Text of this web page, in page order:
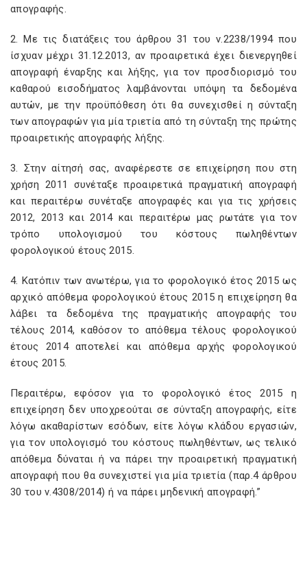
απογραφής.
2. Με τις διατάξεις του άρθρου 31 του ν.2238/1994 που
ίσχυαν μέχρι 31.12.2013, αν προαιρετικά έχει διενεργηθεί
απογραφή έναρξης και λήξης, για τον προσδιορισμό του
καθαρού εισοδήματος λαμβάνονται υπόψη τα δεδομένα
αυτών, με την προϋπόθεση ότι θα συνεχισθεί η σύνταξη
των απογραφών για μία τριετία από τη σύνταξη της πρώτης
προαιρετικής απογραφής λήξης.
3. Στην αίτησή σας, αναφέρεστε σε επιχείρηση που στη
χρήση 2011 συνέταξε προαιρετικά πραγματική απογραφή
και περαιτέρω συνέταξε απογραφές και για τις χρήσεις
2012, 2013 και 2014 και περαιτέρω μας ρωτάτε για τον
τρόπο υπολογισμού του κόστους πωληθέντων
φορολογικού έτους 2015.
4. Κατόπιν των ανωτέρω, για το φορολογικό έτος 2015 ως
αρχικό απόθεμα φορολογικού έτους 2015 η επιχείρηση θα
λάβει τα δεδομένα της πραγματικής απογραφής του
τέλους 2014, καθόσον το απόθεμα τέλους φορολογικού
έτους 2014 αποτελεί και απόθεμα αρχής φορολογικού
έτους 2015.
Περαιτέρω, εφόσον για το φορολογικό έτος 2015 η
επιχείρηση δεν υποχρεούται σε σύνταξη απογραφής, είτε
λόγω ακαθαρίστων εσόδων, είτε λόγω κλάδου εργασιών,
για τον υπολογισμό του κόστους πωληθέντων, ως τελικό
απόθεμα δύναται ή να πάρει την προαιρετική πραγματική
απογραφή που θα συνεχιστεί για μία τριετία (παρ.4 άρθρου
30 του ν.4308/2014) ή να πάρει μηδενική απογραφή.”